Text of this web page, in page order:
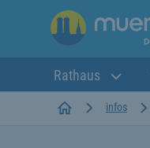
Rathaus
Startseiteinfos